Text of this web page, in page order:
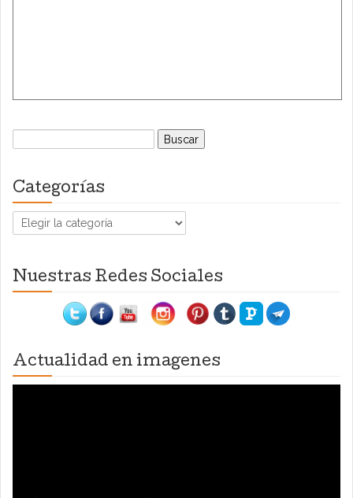
Buscar:
Categorías
Categorías
Nuestras Redes Sociales
Actualidad en imagenes